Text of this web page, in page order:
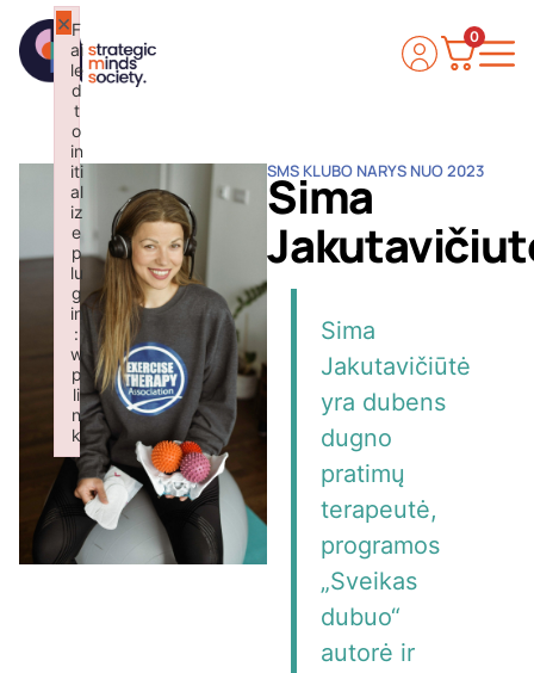
0
SMS KLUBO NARYS NUO 2023
Sima
Sima
Jakutavičiūtė
yra dubens
dugno
pratimų
terapeutė,
programos
„Sveikas
dubuo“
autorė ir
F
ai
le
d
t
o
in
iti
al
iz
e
p
lu
g
in
:
w
p
li
n
k
×
Failed to initialize plugin: wplink